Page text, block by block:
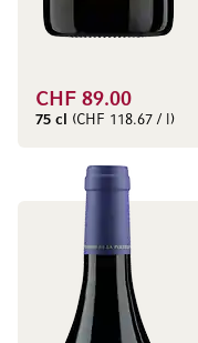
CHF 89.00
75 cl (CHF 118.67 / l)